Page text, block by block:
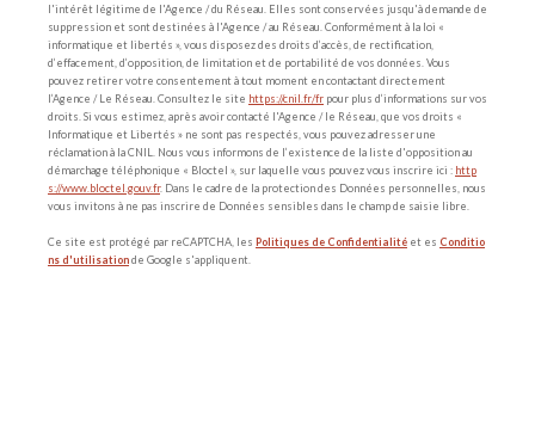
l'intérêt légitime de l'Agence / du Réseau. Elles sont conservées jusqu'à demande de
suppression et sont destinées à l'Agence / au Réseau. Conformément à la loi «
informatique et libertés », vous disposez des droits d’accès, de rectification,
d’effacement, d’opposition, de limitation et de portabilité de vos données. Vous
pouvez retirer votre consentement à tout moment en contactant directement
l’Agence / Le Réseau. Consultez le site https://cnil.fr/fr pour plus d’informations sur vos
droits. Si vous estimez, après avoir contacté l'Agence / le Réseau, que vos droits «
Informatique et Libertés » ne sont pas respectés, vous pouvez adresser une
réclamation à la CNIL. Nous vous informons de l’existence de la liste d'opposition au
démarchage téléphonique « Bloctel », sur laquelle vous pouvez vous inscrire ici : http
s://www.bloctel.gouv.fr. Dans le cadre de la protection des Données personnelles, nous
vous invitons à ne pas inscrire de Données sensibles dans le champ de saisie libre.
Ce site est protégé par reCAPTCHA, les Politiques de Confidentialité et es Conditio
ns d'utilisationde Google s'appliquent.